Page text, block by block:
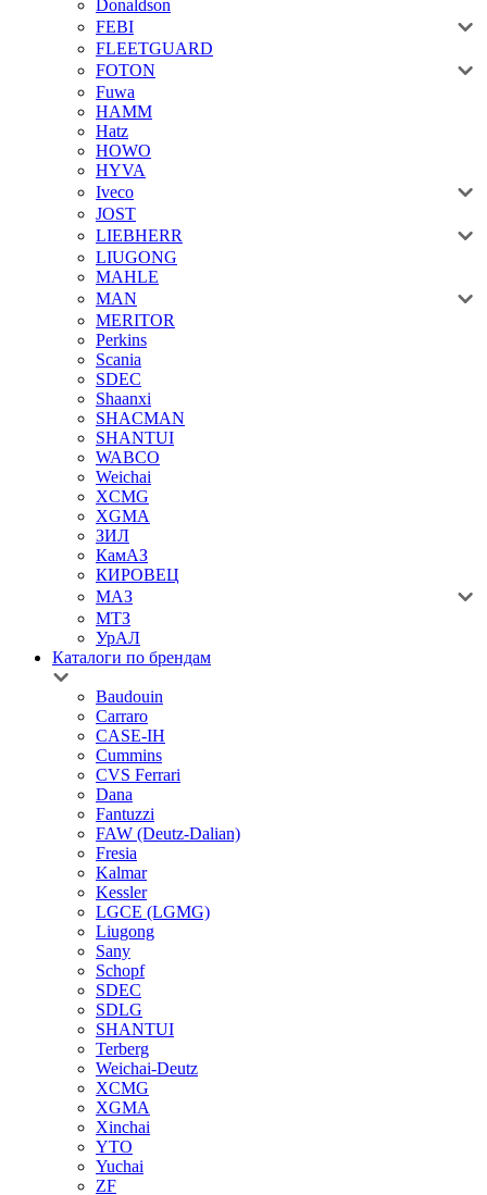
Donaldson
FEBI
FLEETGUARD
FOTON
Fuwa
HAMM
Hatz
HOWO
HYVA
Iveco
JOST
LIEBHERR
LIUGONG
MAHLE
MAN
MERITOR
Perkins
Scania
SDEC
Shaanxi
SHACMAN
SHANTUI
WABCO
Weichai
XCMG
XGMA
ЗИЛ
КамАЗ
КИРОВЕЦ
МАЗ
МТЗ
УрАЛ
Каталоги по брендам
Baudouin
Carraro
CASE-IH
Cummins
CVS Ferrari
Dana
Fantuzzi
FAW (Deutz-Dalian)
Fresia
Kalmar
Kessler
LGCE (LGMG)
Liugong
Sany
Schopf
SDEC
SDLG
SHANTUI
Terberg
Weichai-Deutz
XCMG
XGMA
Xinchai
YTO
Yuchai
ZF